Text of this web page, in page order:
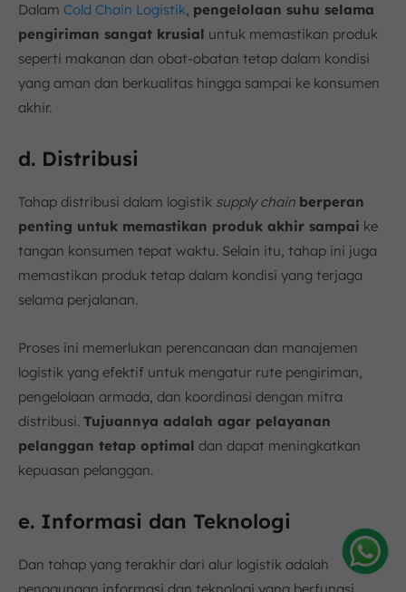
Dalam Cold Chain Logistik, pengelolaan suhu selama
pengiriman sangat krusial untuk memastikan produk
seperti makanan dan obat-obatan tetap dalam kondisi
yang aman dan berkualitas hingga sampai ke konsumen
akhir.
d. Distribusi
Tahap distribusi dalam logistik supply chain berperan
penting untuk memastikan produk akhir sampai ke
tangan konsumen tepat waktu. Selain itu, tahap ini juga
memastikan produk tetap dalam kondisi yang terjaga
selama perjalanan.
Proses ini memerlukan perencanaan dan manajemen
logistik yang efektif untuk mengatur rute pengiriman,
pengelolaan armada, dan koordinasi dengan mitra
distribusi. Tujuannya adalah agar pelayanan
pelanggan tetap optimal dan dapat meningkatkan
kepuasan pelanggan.
e. Informasi dan Teknologi
Dan tahap yang terakhir dari alur logistik adalah
Amelia